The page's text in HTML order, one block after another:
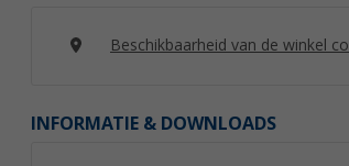
Beschikbaarheid van de winkel
INFORMATIE & DOWNLOADS